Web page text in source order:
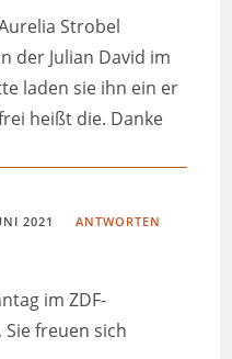
Strobel
der Julian David im
laden sie ihn ein er
heißt die. Danke
2021 ANTWORTEN
im ZDF-
freuen sich